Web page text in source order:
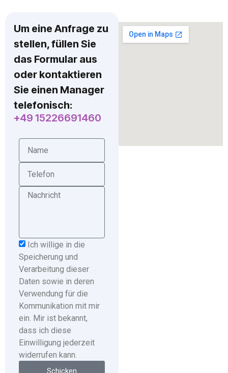
Um eine Anfrage zu
stellen, füllen Sie
das Formular aus
oder kontaktieren
Sie einen Manager
telefonisch:
+49 15226691460
Ich willige in die
Speicherung und
Verarbeitung dieser
Daten sowie in deren
Verwendung für die
Kommunikation mit mir
ein. Mir ist bekannt,
dass ich diese
Einwilligung jederzeit
widerrufen kann.
Schicken